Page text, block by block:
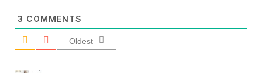
3 COMMENTS
Oldest